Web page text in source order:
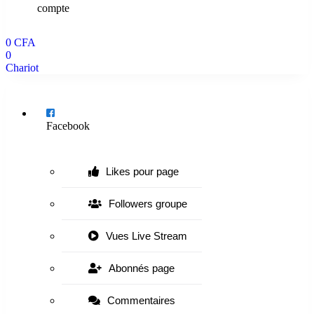
compte
0 CFA
0
Chariot
Facebook
Likes pour page
Followers groupe
Vues Live Stream
Abonnés page
Commentaires